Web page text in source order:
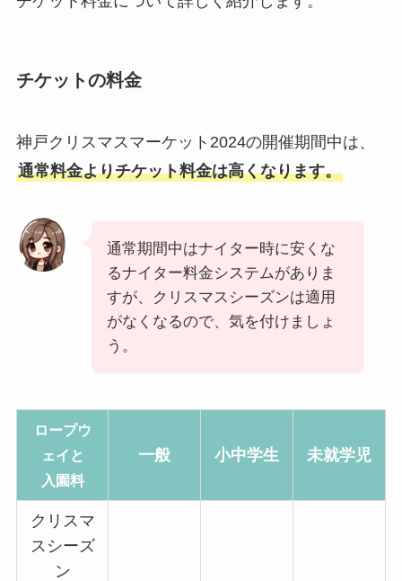
チケットの料金
神戸クリスマスマーケット2024の開催期間中は、
通常料金よりチケット料金は高くなります。
通常期間中はナイター時に安くな
るナイター料金システムがありま
すが、クリスマスシーズンは適用
がなくなるので、気を付けましょ
う。
ロープウ
ェイと
入園料
一般 小中学生 未就学児
クリスマ
スシーズ
ン